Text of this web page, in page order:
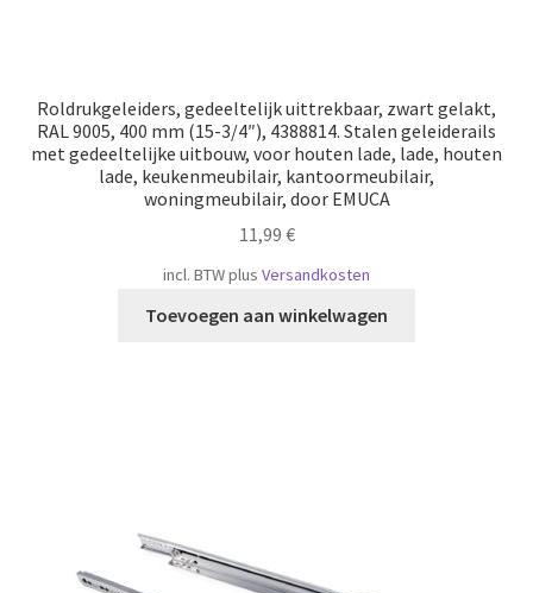
Roldrukgeleiders, gedeeltelijk uittrekbaar, zwart gelakt,
RAL 9005, 400 mm (15-3/4″), 4388814. Stalen geleiderails
met gedeeltelijke uitbouw, voor houten lade, lade, houten
lade, keukenmeubilair, kantoormeubilair,
woningmeubilair, door EMUCA
11,99 €
incl. BTWplus Versandkosten
Toevoegen aan winkelwagen